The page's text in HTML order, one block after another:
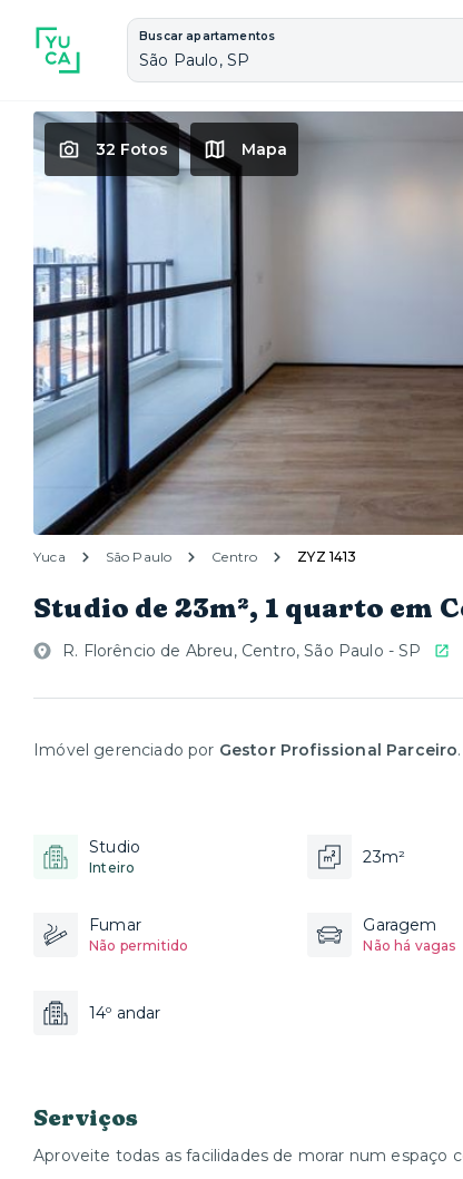
Buscar apartamentos
São Paulo, SP
32 Fotos Mapa
Yuca São Paulo Centro ZYZ 1413
Studio de 23m², 1 quarto em
R. Florêncio de Abreu, Centro, São Paulo - SP
Imóvel gerenciado por Gestor Profissional Parceiro.
Studio
Inteiro
23m²
Fumar
Não permitido
Garagem
Não há vagas
14º andar
Serviços
Aproveite todas as facilidades de morar num espaço